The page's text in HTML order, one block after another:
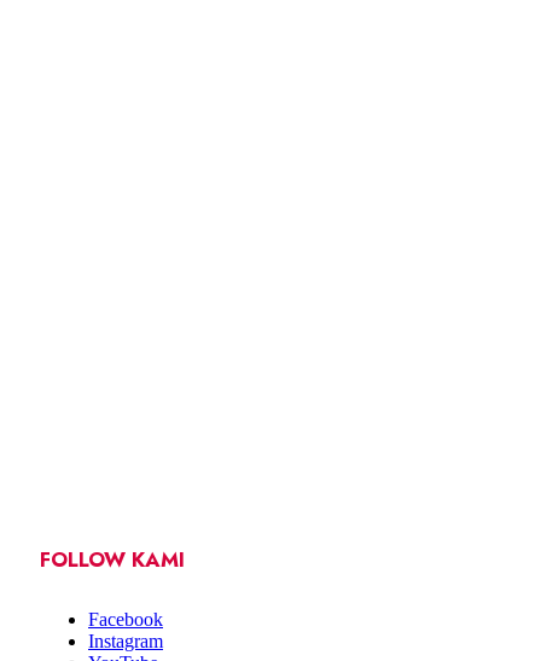
FOLLOW KAMI
Facebook
Instagram